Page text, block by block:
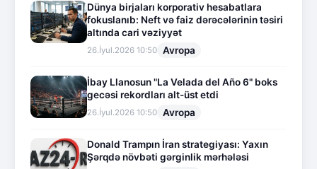
Dünya birjaları korporativ hesabatlara
fokuslanıb: Neft və faiz dərəcələrinin təsiri
altında cari vəziyyət
26.İyul.2026 10:50 Avropa
İbay Llanosun "La Velada del Año 6" boks
gecəsi rekordları alt-üst etdi
26.İyul.2026 10:50 Avropa
Donald Trampın İran strategiyası: Yaxın
Şərqdə növbəti gərginlik mərhələsi